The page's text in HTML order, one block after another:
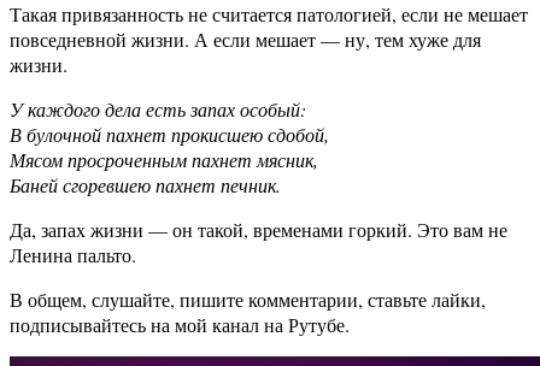
Такая привязанность не считается патологией, если не мешает
повседневной жизни. А если мешает — ну, тем хуже для
жизни.
У каждого дела есть запах особый:
В булочной пахнет прокисшею сдобой,
Мясом просроченным пахнет мясник,
Баней сгоревшею пахнет печник.
Да, запах жизни — он такой, временами горкий. Это вам не
Ленина пальто.
В общем, слушайте, пишите комментарии, ставьте лайки,
подписывайтесь на мой канал на Рутубе.